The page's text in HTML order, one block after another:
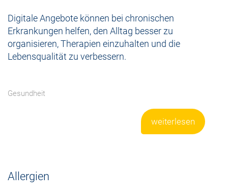
Digitale Angebote können bei chronischen
Erkrankungen helfen, den Alltag besser zu
organisieren, Therapien einzuhalten und die
Lebensqualität zu verbessern.
Gesundheit
weiterlesen
Allergien